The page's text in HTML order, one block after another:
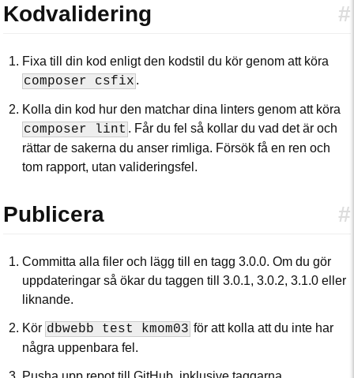
#
Kodvalidering
Fixa till din kod enligt den kodstil du kör genom att köra
composer csfix .
Kolla din kod hur den matchar dina linters genom att köra
composer lint . Får du fel så kollar du vad det är och
rättar de sakerna du anser rimliga. Försök få en ren och
tom rapport, utan valideringsfel.
#
Publicera
Committa alla filer och lägg till en tagg 3.0.0. Om du gör
uppdateringar så ökar du taggen till 3.0.1, 3.0.2, 3.1.0 eller
liknande.
Kör dbwebb test kmom03 för att kolla att du inte har
några uppenbara fel.